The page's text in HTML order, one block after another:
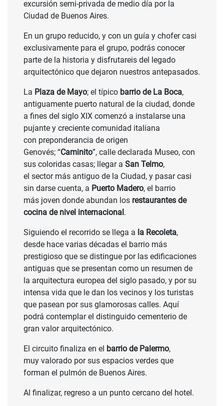
excursión semi-privada de medio día por la
Ciudad de Buenos Aires.
En un grupo reducido, y con un guía y chofer casi
exclusivamente para el grupo, podrás conocer
parte de la historia y disfrutareis del legado
arquitectónico que dejaron nuestros antepasados.
La Plaza de Mayo; el típico barrio de La Boca,
antiguamente puerto natural de la ciudad, donde
a fines del siglo XIX comenzó a instalarse una
pujante y creciente comunidad italiana
con preponderancia de origen
Genovés; “Caminito”, calle declarada Museo, con
sus coloridas casas; llegar a San Telmo,
el sector más antiguo de la Ciudad, y pasar casi
sin darse cuenta, a Puerto Madero, el barrio
más joven donde abundan los restaurantes de
cocina de nivel internacional .
Siguiendo el recorrido se llega a la Recoleta,
desde hace varias décadas el barrio más
prestigioso que se distingue por las edificaciones
antiguas que se presentan como un resumen de
la arquitectura europea del siglo pasado, y por su
intensa vida que le dan los vecinos y los turistas
que pasean por sus glamorosas calles. Aquí
podrá contemplar el distinguido cementerio de
gran valor arquitectónico.
El circuito finaliza en el barrio de Palermo,
muy valorado por sus espacios verdes que
forman el pulmón de Buenos Aires.
Al finalizar, regreso a un punto cercano del hotel.